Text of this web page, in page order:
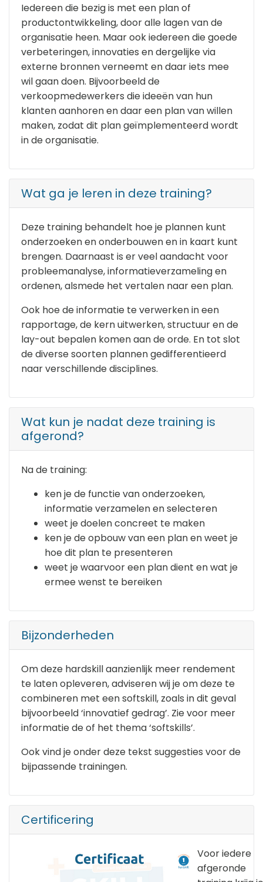
Iedereen die bezig is met een plan of
productontwikkeling, door alle lagen van de
organisatie heen. Maar ook iedereen die goede
verbeteringen, innovaties en dergelijke via
externe bronnen verneemt en daar iets mee
wil gaan doen. Bijvoorbeeld de
verkoopmedewerkers die ideeën van hun
klanten aanhoren en daar een plan van willen
maken, zodat dit plan geïmplementeerd wordt
in de organisatie.
Wat ga je leren in deze training?
Deze training behandelt hoe je plannen kunt
onderzoeken en onderbouwen en in kaart kunt
brengen. Daarnaast is er veel aandacht voor
probleemanalyse, informatieverzameling en
ordenen, alsmede het vertalen naar een plan.
Ook hoe de informatie te verwerken in een
rapportage, de kern uitwerken, structuur en de
lay-out bepalen komen aan de orde. En tot slot
de diverse soorten plannen gedifferentieerd
naar verschillende disciplines.
Wat kun je nadat deze training is
afgerond?
Na de training:
ken je de functie van onderzoeken,
informatie verzamelen en selecteren
weet je doelen concreet te maken
ken je de opbouw van een plan en weet je
hoe dit plan te presenteren
weet je waarvoor een plan dient en wat je
ermee wenst te bereiken
Bijzonderheden
Om deze hardskill aanzienlijk meer rendement
te laten opleveren, adviseren wij je om deze te
combineren met een softskill, zoals in dit geval
bijvoorbeeld ‘innovatief gedrag’. Zie voor meer
informatie de of het thema ‘softskills’.
Ook vind je onder deze tekst suggesties voor de
bijpassende trainingen.
Certificering
Voor iedere
afgeronde